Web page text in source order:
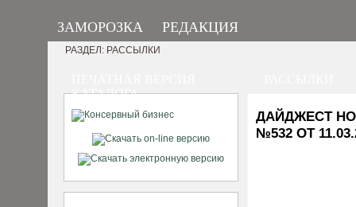
ЗАМОРОЗКА РЕДАКЦИЯ
КАТАЛОГА
РАЗДЕЛ: РАССЫЛКИ
ДАЙДЖЕСТ
№532 ОТ